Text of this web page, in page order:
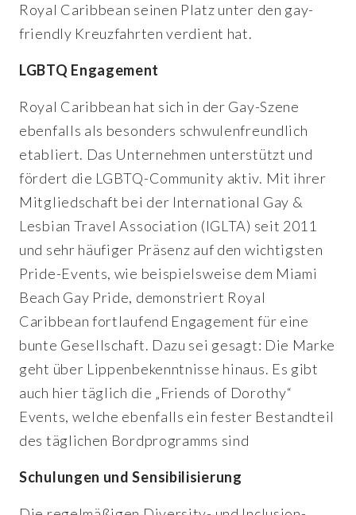
Royal Caribbean seinen Platz unter den gay-
friendly Kreuzfahrten verdient hat.
LGBTQ Engagement
Royal Caribbean hat sich in der Gay-Szene
ebenfalls als besonders schwulenfreundlich
etabliert. Das Unternehmen unterstützt und
fördert die LGBTQ-Community aktiv. Mit ihrer
Mitgliedschaft bei der International Gay &
Lesbian Travel Association (IGLTA) seit 2011
und sehr häufiger Präsenz auf den wichtigsten
Pride-Events, wie beispielsweise dem Miami
Beach Gay Pride, demonstriert Royal
Caribbean fortlaufend Engagement für eine
bunte Gesellschaft. Dazu sei gesagt: Die Marke
geht über Lippenbekenntnisse hinaus. Es gibt
auch hier täglich die „Friends of Dorothy“
Events, welche ebenfalls ein fester Bestandteil
des täglichen Bordprogramms sind
Schulungen und Sensibilisierung